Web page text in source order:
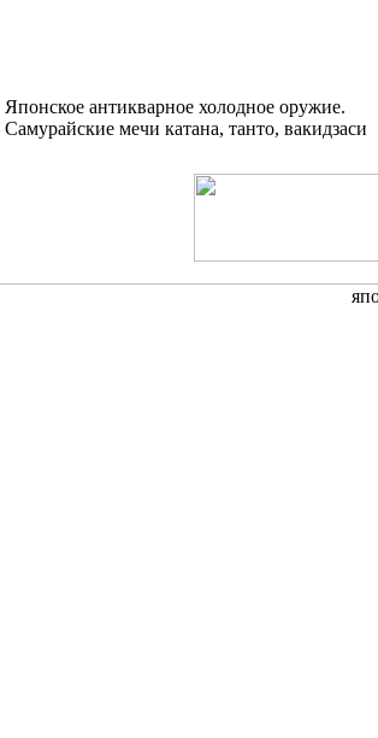
Японское антикварное холодное оружие.
Самурайские мечи катана, танто, вакидзаси